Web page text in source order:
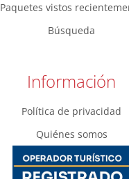
Paquetes vistos
Búsqueda
Información
Política de privacidad
Quiénes somos